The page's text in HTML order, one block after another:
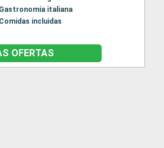
Gastronomía italiana
Comidas incluidas
OFERTAS